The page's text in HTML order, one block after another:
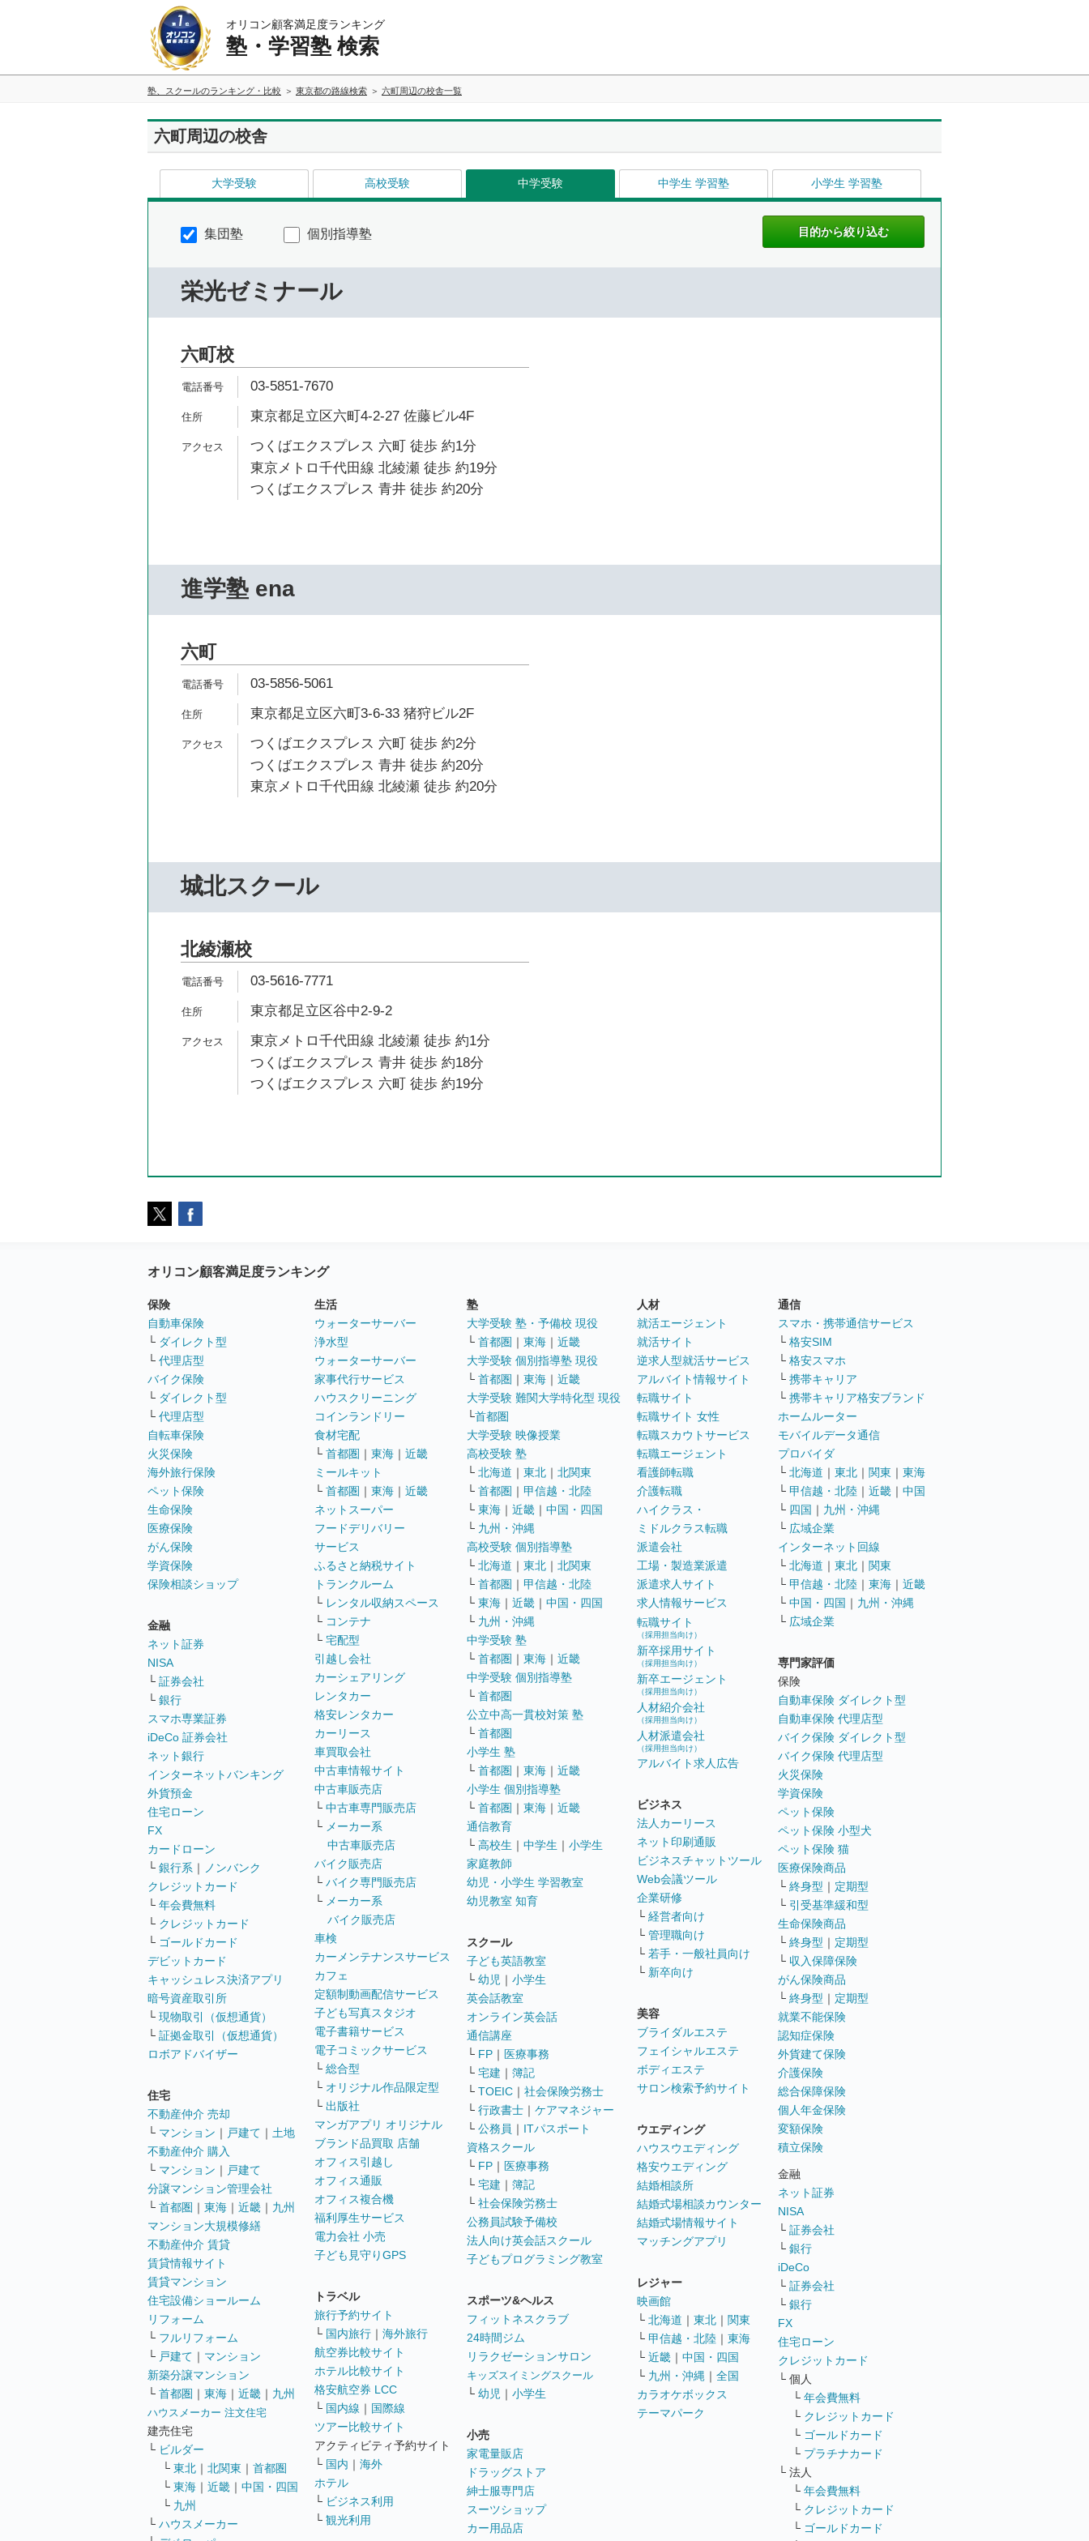
オリコン顧客満足度ランキング
塾・学習塾 検索
塾、スクールのランキング・比較 東京都の路線検索 六町周辺の校舎一覧
六町周辺の校舎
大学受験 高校受験 中学受験 中学生 学習塾 小学生 学習塾
集団塾 個別指導塾
栄光ゼミナール
六町校
03-5851-7670
東京都足立区六町4-2-27 佐藤ビル4F
つくばエクスプレス 六町 徒歩 約1分
東京メトロ千代田線 北綾瀬 徒歩 約19分
つくばエクスプレス 青井 徒歩 約20分
進学塾 ena
六町
03-5856-5061
東京都足立区六町3-6-33 猪狩ビル2F
つくばエクスプレス 六町 徒歩 約2分
つくばエクスプレス 青井 徒歩 約20分
東京メトロ千代田線 北綾瀬 徒歩 約20分
城北スクール
北綾瀬校
03-5616-7771
東京都足立区谷中2-9-2
東京メトロ千代田線 北綾瀬 徒歩 約1分
つくばエクスプレス 青井 徒歩 約18分
つくばエクスプレス 六町 徒歩 約19分
オリコン顧客満足度ランキング
保険
自動車保険
└ ダイレクト型
└ 代理店型
バイク保険
└ ダイレクト型
└ 代理店型
自転車保険
火災保険
海外旅行保険
ペット保険
生命保険
医療保険
がん保険
学資保険
保険相談ショップ
金融
ネット証券
NISA
└ 証券会社
└ 銀行
スマホ専業証券
iDeCo 証券会社
ネット銀行
インターネットバンキング
外貨預金
住宅ローン
FX
カードローン
└ 銀行系 ｜
ノンバンク
クレジットカード
└ 年会費無料
└ クレジットカード
└ ゴールドカード
デビットカード
キャッシュレス決済アプリ
暗号資産取引所
└ 現物取引（仮想通貨）
└ 証拠金取引（仮想通貨）
ロボアドバイザー
住宅
不動産仲介 売却
└ マンション ｜ 戸建て ｜ 土地
不動産仲介 購入
└ マンション ｜ 戸建て
分譲マンション管理会社
└ 首都圏 ｜ 東海 ｜ 近畿 ｜ 九州
マンション大規模修繕
不動産仲介 賃貸
賃貸情報サイト
賃貸マンション
住宅設備ショールーム
リフォーム
└ フルリフォーム
└ 戸建て ｜ マンション
新築分譲マンション
└ 首都圏 ｜ 東海 ｜ 近畿 ｜ 九州
ハウスメーカー 注文住宅
建売住宅
└ ビルダー
└ 東北 ｜ 北関東 ｜ 首都圏
└ 東海 ｜ 近畿 ｜ 中国・四国
└ 九州
└ ハウスメーカー
生活
ウォーターサーバー
浄水型
ウォーターサーバー
家事代行サービス
ハウスクリーニング
コインランドリー
食材宅配
└ 首都圏 ｜ 東海 ｜ 近畿
ミールキット
└ 首都圏 ｜ 東海 ｜ 近畿
ネットスーパー
フードデリバリー
サービス
ふるさと納税サイト
トランクルーム
└ レンタル収納スペース
└ コンテナ
└ 宅配型
引越し会社
カーシェアリング
レンタカー
格安レンタカー
カーリース
車買取会社
中古車情報サイト
中古車販売店
└ 中古車専門販売店
└ メーカー系
中古車販売店
バイク販売店
└ バイク専門販売店
└ メーカー系
バイク販売店
車検
カーメンテナンスサービス
カフェ
定額制動画配信サービス
子ども写真スタジオ
電子書籍サービス
電子コミックサービス
└ 総合型
└ オリジナル作品限定型
└ 出版社
マンガアプリ オリジナル
ブランド品買取 店舗
オフィス引越し
オフィス通販
オフィス複合機
福利厚生サービス
電力会社 小売
子ども見守りGPS
トラベル
旅行予約サイト
└ 国内旅行 ｜ 海外旅行
航空券比較サイト
ホテル比較サイト
格安航空券 LCC
└ 国内線 ｜ 国際線
ツアー比較サイト
アクティビティ予約サイト
└ 国内 ｜ 海外
ホテル
└ ビジネス利用
└ 観光利用
塾
大学受験 塾・予備校 現役
└ 首都圏 ｜ 東海 ｜ 近畿
大学受験 個別指導塾 現役
└ 首都圏 ｜ 東海 ｜ 近畿
大学受験 難関大学特化型 現役
└首都圏
大学受験 映像授業
高校受験 塾
└ 北海道 ｜ 東北 ｜ 北関東
└ 首都圏 ｜ 甲信越・北陸
└ 東海 ｜ 近畿 ｜ 中国・四国
└ 九州・沖縄
高校受験 個別指導塾
└ 北海道 ｜ 東北 ｜ 北関東
└ 首都圏 ｜ 甲信越・北陸
└ 東海 ｜ 近畿 ｜ 中国・四国
└ 九州・沖縄
中学受験 塾
└ 首都圏 ｜ 東海 ｜ 近畿
中学受験 個別指導塾
└ 首都圏
公立中高一貫校対策 塾
└ 首都圏
小学生 塾
└ 首都圏 ｜ 東海 ｜ 近畿
小学生 個別指導塾
└ 首都圏 ｜ 東海 ｜ 近畿
通信教育
└ 高校生 ｜ 中学生 ｜ 小学生
家庭教師
幼児・小学生 学習教室
幼児教室 知育
スクール
子ども英語教室
└ 幼児 ｜ 小学生
英会話教室
オンライン英会話
通信講座
└ FP ｜ 医療事務
└ 宅建 ｜ 簿記
└ TOEIC ｜ 社会保険労務士
└ 行政書士 ｜ ケアマネジャー
└ 公務員 ｜ ITパスポート
資格スクール
└ FP ｜ 医療事務
└ 宅建 ｜ 簿記
└ 社会保険労務士
公務員試験予備校
法人向け英会話スクール
子どもプログラミング教室
スポーツ&ヘルス
フィットネスクラブ
24時間ジム
リラクゼーションサロン
キッズスイミングスクール
└ 幼児 ｜ 小学生
小売
家電量販店
ドラッグストア
紳士服専門店
スーツショップ
カー用品店
人材
就活エージェント
就活サイト
逆求人型就活サービス
アルバイト情報サイト
転職サイト
転職サイト 女性
転職スカウトサービス
転職エージェント
看護師転職
介護転職
ハイクラス・
ミドルクラス転職
派遣会社
工場・製造業派遣
派遣求人サイト
求人情報サービス
転職サイト
（採用担当向け）
新卒採用サイト
（採用担当向け）
新卒エージェント
（採用担当向け）
人材紹介会社
（採用担当向け）
人材派遣会社
（採用担当向け）
アルバイト求人広告
ビジネス
法人カーリース
ネット印刷通販
ビジネスチャットツール
Web会議ツール
企業研修
└ 経営者向け
└ 管理職向け
└ 若手・一般社員向け
└ 新卒向け
美容
ブライダルエステ
フェイシャルエステ
ボディエステ
サロン検索予約サイト
ウエディング
ハウスウエディング
格安ウエディング
結婚相談所
結婚式場相談カウンター
結婚式場情報サイト
マッチングアプリ
レジャー
映画館
└ 北海道 ｜ 東北 ｜ 関東
└ 甲信越・北陸 ｜ 東海
└ 近畿 ｜ 中国・四国
└ 九州・沖縄 ｜ 全国
カラオケボックス
テーマパーク
通信
スマホ・携帯通信サービス
└ 格安SIM
└ 格安スマホ
└ 携帯キャリア
└ 携帯キャリア格安ブランド
ホームルーター
モバイルデータ通信
プロバイダ
└ 北海道 ｜ 東北 ｜ 関東 ｜ 東海
└ 甲信越・北陸 ｜ 近畿 ｜ 中国
└ 四国 ｜ 九州・沖縄
└ 広域企業
インターネット回線
└ 北海道 ｜ 東北 ｜ 関東
└ 甲信越・北陸 ｜ 東海 ｜ 近畿
└ 中国・四国 ｜ 九州・沖縄
└ 広域企業
専門家評価
保険
自動車保険 ダイレクト型
自動車保険 代理店型
バイク保険 ダイレクト型
バイク保険 代理店型
火災保険
学資保険
ペット保険
ペット保険 小型犬
ペット保険 猫
医療保険商品
└ 終身型 ｜ 定期型
└ 引受基準緩和型
生命保険商品
└ 終身型 ｜ 定期型
└ 収入保障保険
がん保険商品
└ 終身型 ｜ 定期型
就業不能保険
認知症保険
外貨建て保険
介護保険
総合保障保険
個人年金保険
変額保険
積立保険
金融
ネット証券
NISA
└ 証券会社
└ 銀行
iDeCo
└ 証券会社
└ 銀行
FX
住宅ローン
クレジットカード
└ 個人
└ 年会費無料
└ クレジットカード
└ ゴールドカード
└ プラチナカード
└ 法人
└ 年会費無料
└ クレジットカード
└ ゴールドカード